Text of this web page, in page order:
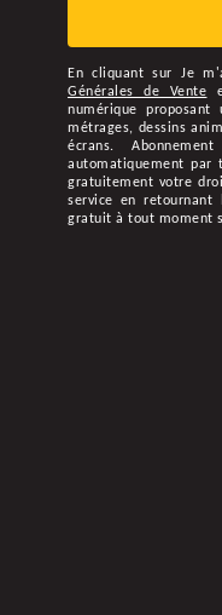
En cliquant surJe
Générales de Vente
numérique
métrages, dessins
écrans.
automatiquement par
gratuitement votre
service en
gratuit à tout moment